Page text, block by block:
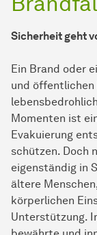
Sicherheit geht
Ein Brand oder
und öffentlichen
Momenten ist
Evakuierung
schützen. Doch
eigenständig in
ältere
körperlichen
Unterstützung.